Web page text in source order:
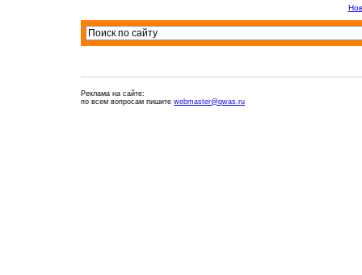
Реклама на сайте:
по всем вопросам пишите webmaster@qwas.ru